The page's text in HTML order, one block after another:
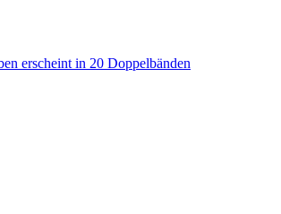
erscheint in 20 Doppelbänden